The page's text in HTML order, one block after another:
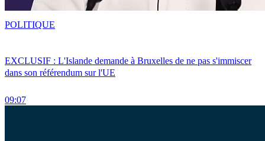
EXCLUSIF : L'Islande demande à Bruxelles de ne pas s'immiscer
dans son référendum sur l'UE
09:07
POLITIQUE